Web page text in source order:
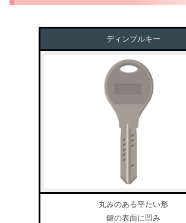
ディンプルキー
丸みのある平たい形
鍵の表面に凹み